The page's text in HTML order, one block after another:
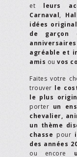
et leurs
Carnaval,
idées
de
anniversaires
agréable et
amis ou vos
Faites votre
trouver le
le plus
porter un
chevalier,
un thème
chasse pour
des années
ou encore